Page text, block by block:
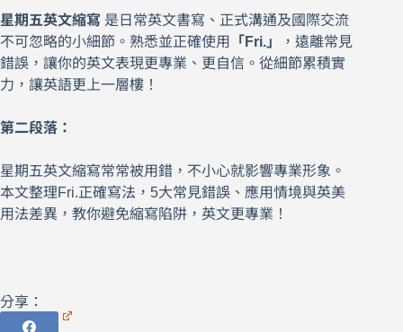
星期五英文縮寫 是日常英文書寫、正式溝通及國際交流
不可忽略的小細節。熟悉並正確使用
「Fri.」
，遠離常見
錯誤，讓你的英文表現更專業、更自信。從細節累積實
力，讓英語更上一層樓！
第二段落：
星期五英文縮寫常常被用錯，不小心就影響專業形象。
本文整理Fri.正確寫法，5大常見錯誤、應用情境與英美
用法差異，教你避免縮寫陷阱，英文更專業！
分享：